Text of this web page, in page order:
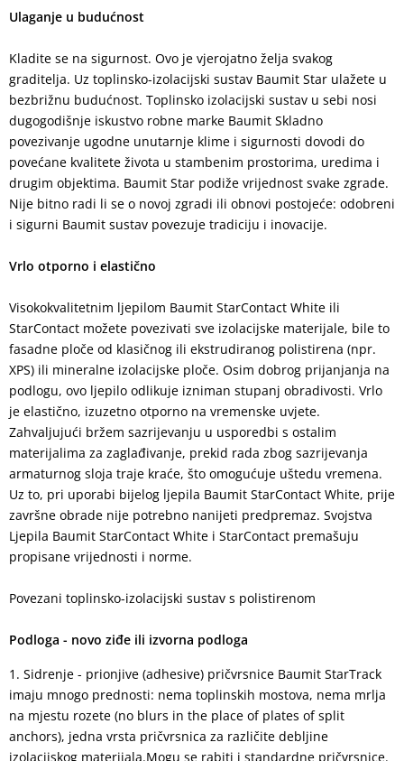
Ulaganje u budućnost
Kladite se na sigurnost. Ovo je vjerojatno želja svakog
graditelja. Uz toplinsko-izolacijski sustav Baumit Star ulažete u
bezbrižnu budućnost. Toplinsko izolacijski sustav u sebi nosi
dugogodišnje iskustvo robne marke Baumit Skladno
povezivanje ugodne unutarnje klime i sigurnosti dovodi do
povećane kvalitete života u stambenim prostorima, uredima i
drugim objektima. Baumit Star podiže vrijednost svake zgrade.
Nije bitno radi li se o novoj zgradi ili obnovi postojeće: odobreni
i sigurni Baumit sustav povezuje tradiciju i inovacije.
Vrlo otporno i elastično
Visokokvalitetnim ljepilom Baumit StarContact White ili
StarContact možete povezivati sve izolacijske materijale, bile to
fasadne ploče od klasičnog ili ekstrudiranog polistirena (npr.
XPS) ili mineralne izolacijske ploče. Osim dobrog prijanjanja na
podlogu, ovo ljepilo odlikuje izniman stupanj obradivosti. Vrlo
je elastično, izuzetno otporno na vremenske uvjete.
Zahvaljujući bržem sazrijevanju u usporedbi s ostalim
materijalima za zaglađivanje, prekid rada zbog sazrijevanja
armaturnog sloja traje kraće, što omogućuje uštedu vremena.
Uz to, pri uporabi bijelog ljepila Baumit StarContact White, prije
završne obrade nije potrebno nanijeti predpremaz. Svojstva
Ljepila Baumit StarContact White i StarContact premašuju
propisane vrijednosti i norme.
Povezani toplinsko-izolacijski sustav s polistirenom
Podloga - novo ziđe ili izvorna podloga
Sidrenje - prionjive (adhesive) pričvrsnice Baumit StarTrack
imaju mnogo prednosti: nema toplinskih mostova, nema mrlja
na mjestu rozete (no blurs in the place of plates of split
anchors), jedna vrsta pričvrsnica za različite debljine
izolacijskog materijala.Mogu se rabiti i standardne pričvrsnice.